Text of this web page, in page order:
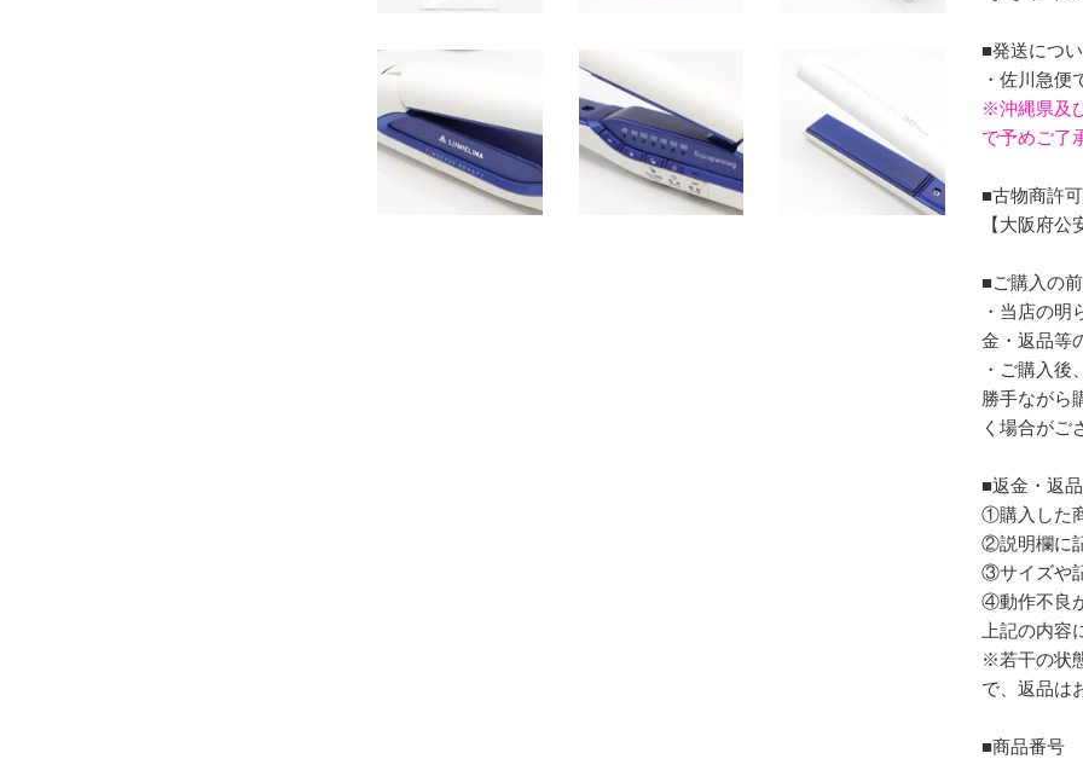
■発送につ
・佐川急便
※沖縄県及
で予めご了
■古物商許
【大阪府公
■ご購入の
・当店の明
金・返品等
・ご購入後
勝手ながら
く場合がご
■返金・返
①購入した
②説明欄に
③サイズや
④動作不良
上記の内容
※若干の状
で、返品は
■商品番号